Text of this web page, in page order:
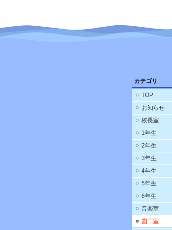
カテゴリ
TOP
お知らせ
校長室
1年生
2年生
3年生
4年生
5年生
6年生
音楽室
図工室